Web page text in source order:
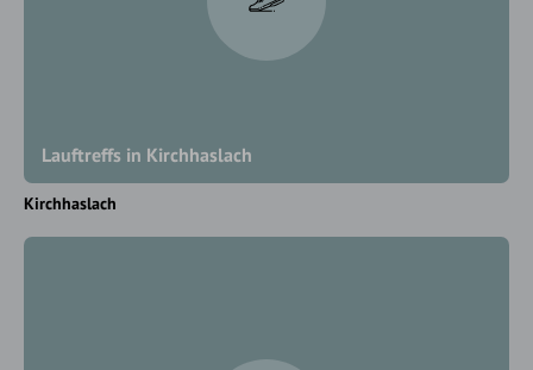
Lauftreffs in Kirchhaslach
Kirchhaslach